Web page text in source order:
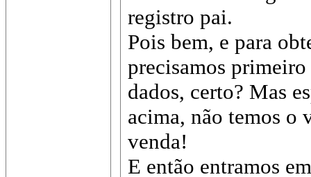
registro pai.
Pois bem, e para
precisamos
dados, certo? Mas
acima, não temos o
venda!
E então entramos